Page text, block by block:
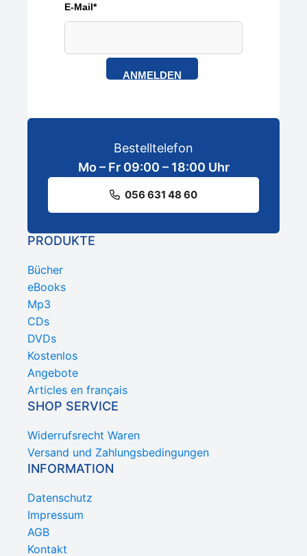
E-Mail*
ANMELDEN
Bestelltelefon
Mo – Fr 09:00 – 18:00 Uhr
056 631 48 60
PRODUKTE
Bücher
eBooks
Mp3
CDs
DVDs
Kostenlos
Angebote
Articles en français
SHOP SERVICE
Widerrufsrecht Waren
Versand und Zahlungsbedingungen
INFORMATION
Datenschutz
Impressum
AGB
Kontakt